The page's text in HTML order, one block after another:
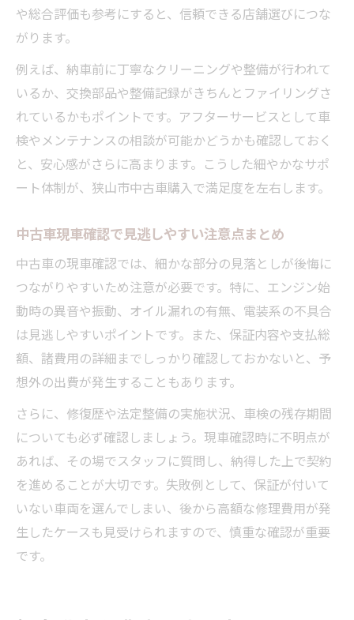
や総合評価も参考にすると、信頼できる店舗選びにつな
がります。
例えば、納車前に丁寧なクリーニングや整備が行われて
いるか、交換部品や整備記録がきちんとファイリングさ
れているかもポイントです。アフターサービスとして車
検やメンテナンスの相談が可能かどうかも確認しておく
と、安心感がさらに高まります。こうした細やかなサポ
ート体制が、狭山市中古車購入で満足度を左右します。
中古車現車確認で見逃しやすい注意点まとめ
中古車の現車確認では、細かな部分の見落としが後悔に
つながりやすいため注意が必要です。特に、エンジン始
動時の異音や振動、オイル漏れの有無、電装系の不具合
は見逃しやすいポイントです。また、保証内容や支払総
額、諸費用の詳細までしっかり確認しておかないと、予
想外の出費が発生することもあります。
さらに、修復歴や法定整備の実施状況、車検の残存期間
についても必ず確認しましょう。現車確認時に不明点が
あれば、その場でスタッフに質問し、納得した上で契約
を進めることが大切です。失敗例として、保証が付いて
いない車両を選んでしまい、後から高額な修理費用が発
生したケースも見受けられますので、慎重な確認が重要
です。